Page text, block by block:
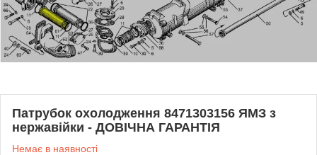
Патрубок охолодження 8471303156 ЯМЗ з
нержавійки - ДОВІЧНА ГАРАНТІЯ
Немає в наявності